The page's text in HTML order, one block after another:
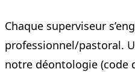
Chaque superviseur
professionnel/pastoral.
notre déontologie (code